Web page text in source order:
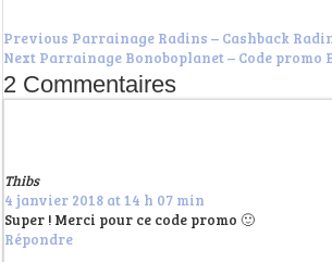
Previous Parrainage Radins – Cashback
Next Parrainage Bonoboplanet – Code promo
2 Commentaires
Thibs
4 janvier 2018 at 14 h 07 min
Super ! Merci pour ce code promo 🙂
Répondre